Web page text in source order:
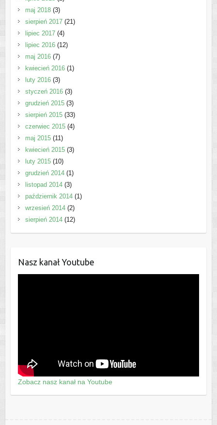
maj 2018(3)
sierpień 2017(21)
lipiec 2017(4)
lipiec 2016(12)
maj 2016(7)
kwiecień 2016(1)
luty 2016(3)
styczeń 2016(3)
grudzień 2015(3)
sierpień 2015(33)
czerwiec 2015(4)
maj 2015(11)
kwiecień 2015(3)
luty 2015(10)
grudzień 2014(1)
listopad 2014(3)
październik 2014(1)
wrzesień 2014(2)
sierpień 2014(12)
Nasz kanał Youtube
Zobacz nasz kanał na Youtube